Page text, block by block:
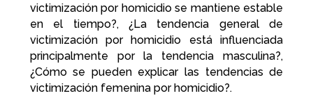
victimización por homicidio se mantiene estable
en el tiempo?, ¿La tendencia general de
victimización por homicidio está influenciada
principalmente por la tendencia masculina?,
¿Cómo se pueden explicar las tendencias de
victimización femenina por homicidio?.